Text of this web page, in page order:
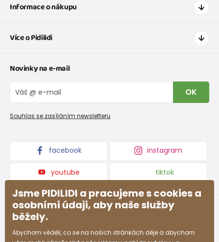
Informace o nákupu
Doprava a platba
Tabulka velikostí obuvi
Vrácení zboží a reklamace
Reklamační řád
Více o Pidilidi
O nás
Blog
Velkoobchod PiDiLiDi
Affiliate program
Kolekce zboží
Novinky na e-mail
OK
Souhlas se zasíláním newsletteru
facebook instagram
youtube tiktok
Jsme PIDILIDI a pracujeme s cookies a
osobními údaji, aby naše služby
běžely.
Abychom věděli, co se na našich stránkách děje a abychom